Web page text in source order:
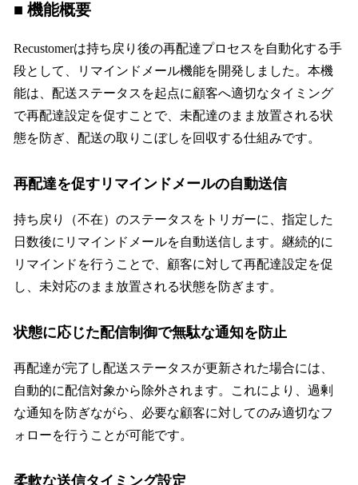
■ 機能概要
Recustomerは持ち戻り後の再配達プロセスを自動化する手
段として、リマインドメール機能を開発しました。本機
能は、配送ステータスを起点に顧客へ適切なタイミング
で再配達設定を促すことで、未配達のまま放置される状
態を防ぎ、配送の取りこぼしを回収する仕組みです。
再配達を促すリマインドメールの自動送信
持ち戻り（不在）のステータスをトリガーに、指定した
日数後にリマインドメールを自動送信します。継続的に
リマインドを行うことで、顧客に対して再配達設定を促
し、未対応のまま放置される状態を防ぎます。
状態に応じた配信制御で無駄な通知を防止
再配達が完了し配送ステータスが更新された場合には、
自動的に配信対象から除外されます。これにより、過剰
な通知を防ぎながら、必要な顧客に対してのみ適切なフ
ォローを行うことが可能です。
柔軟な送信タイミング設定